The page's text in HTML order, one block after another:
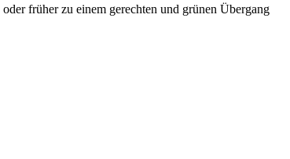
früher zu einem gerechten und grünen Übergang